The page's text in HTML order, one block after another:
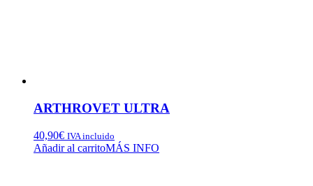
ARTHROVET ULTRA
40,90€ IVA incluido
Añadir al carritoMÁS INFO